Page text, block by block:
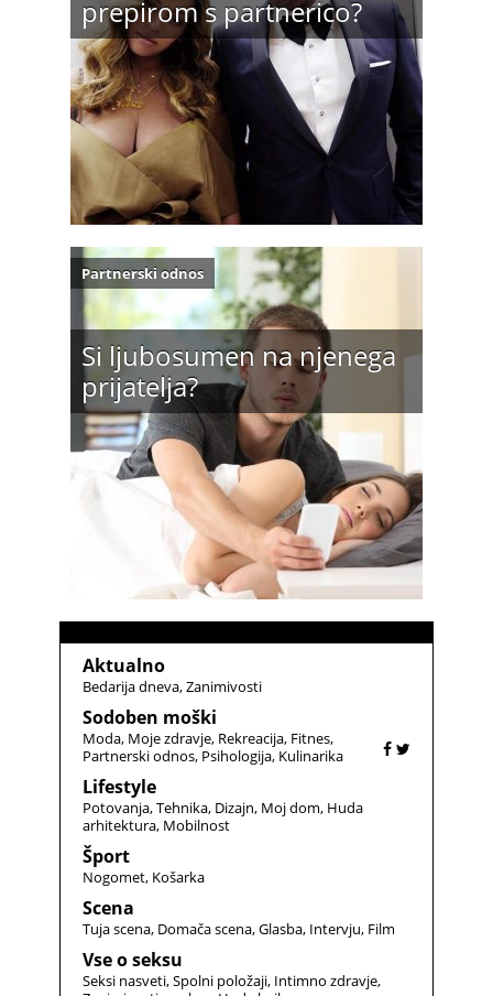
prepirom s partnerico?
Si ljubosumen na njenega
prijatelja?
Partnerski odnos
Aktualno
Bedarija dneva Zanimivosti
Sodoben moški
Moda Moje zdravje Rekreacija Fitnes
Partnerski odnos Psihologija Kulinarika
Lifestyle
Potovanja Tehnika Dizajn Moj dom Huda
arhitektura Mobilnost
Šport
Nogomet Košarka
Scena
Tuja scena Domača scena Glasba Intervju Film
Vse o seksu
Seksi nasveti Spolni položaji Intimno zdravje